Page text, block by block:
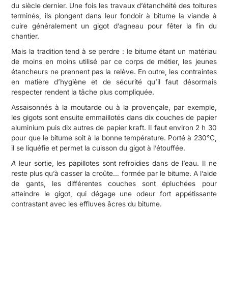
du siècle dernier. Une fois les travaux d’étanchéité des toitures
terminés, ils plongent dans leur fondoir à bitume la viande à
cuire généralement un gigot d’agneau pour fêter la fin du
chantier.
Mais la tradition tend à se perdre : le bitume étant un matériau
de moins en moins utilisé par ce corps de métier, les jeunes
étancheurs ne prennent pas la relève. En outre, les contraintes
en matière d’hygiène et de sécurité qu’il faut désormais
respecter rendent la tâche plus compliquée.
Assaisonnés à la moutarde ou à la provençale, par exemple,
les gigots sont ensuite emmaillotés dans dix couches de papier
aluminium puis dix autres de papier kraft. Il faut environ 2 h 30
pour que le bitume soit à la bonne température. Porté à 230°C,
il se liquéfie et permet la cuisson du gigot à l’étouffée.
A leur sortie, les papillotes sont refroidies dans de l’eau. Il ne
reste plus qu’à casser la croûte… formée par le bitume. A l’aide
de gants, les différentes couches sont épluchées pour
atteindre le gigot, qui dégage une odeur fort appétissante
contrastant avec les effluves âcres du bitume.